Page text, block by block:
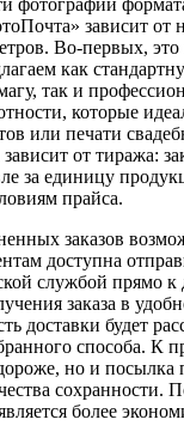
фотографий
зависит от
Во-первых,
как
так и
которые
или печати
от тиража:
за единицу
прайса.
заказов
доступна
службой прямо к
заказа в
доставки будет
способа. К
но и посылка
сохранности.
более